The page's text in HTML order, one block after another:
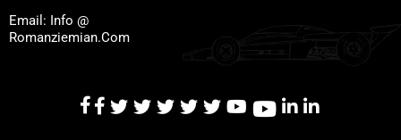
Email: Info @
Romanziemian.Com